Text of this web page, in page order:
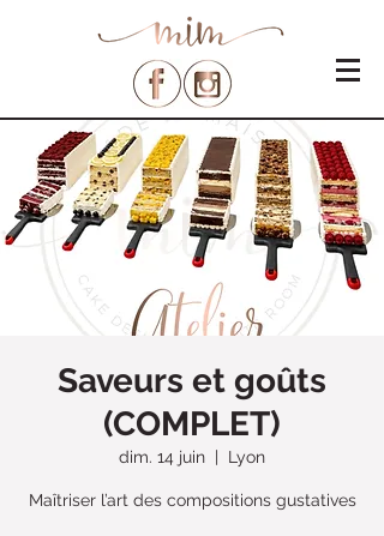
Saveurs et goûts
(COMPLET)
dim. 14 juin
  |
Lyon
Maîtriser l’art des compositions gustatives